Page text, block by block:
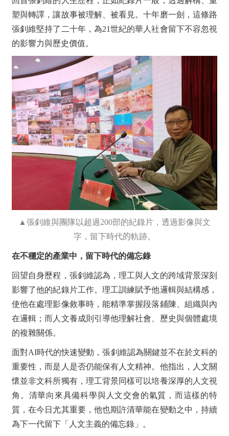
塑與轉譯，讓故事被理解、被看見。十年磨一劍，這條路
張釗維堅持了二十年，為21世紀的華人社會留下不容忽視
的影響力與歷史價值。
▲張釗維與團隊以超過200部的紀錄片，透過影像與文
字，留下時代的軌跡。
在不穩定的產業中，留下時代的備忘錄
回望自身歷程，張釗維認為，理工與人文的跨域背景深刻
影響了他的紀錄片工作。理工訓練賦予他邏輯與結構感，
使他在處理影像敘事時，能精準掌握段落鋪陳、組織與內
在邏輯；而人文養成則引導他理解社會、歷史與個體處境
的複雜關係。
面對AI時代的快速變動，張釗維認為關鍵並不在於文科的
重要性，而是人是否仍能保有人文精神。他指出，人文關
懷並非文科所獨有，理工背景同樣可以培養深厚的人文視
角。清華向來具備科學與人文交會的氣質，而這樣的特
質，在今日尤其重要，他也期許清華能在變動之中，持續
為下一代留下「人文主義的備忘錄」。